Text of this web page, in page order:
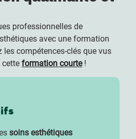
professionnelles de
avec une formation
les compétences-clés que vus
cetteformation courte!
soins esthétiques